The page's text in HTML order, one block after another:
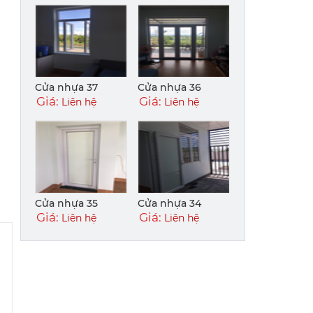
Cửa nhựa 37
Giá: Liên hệ
Cửa nhựa 36
Giá: Liên hệ
Cửa nhựa 35
Giá: Liên hệ
Cửa nhựa 34
Giá: Liên hệ